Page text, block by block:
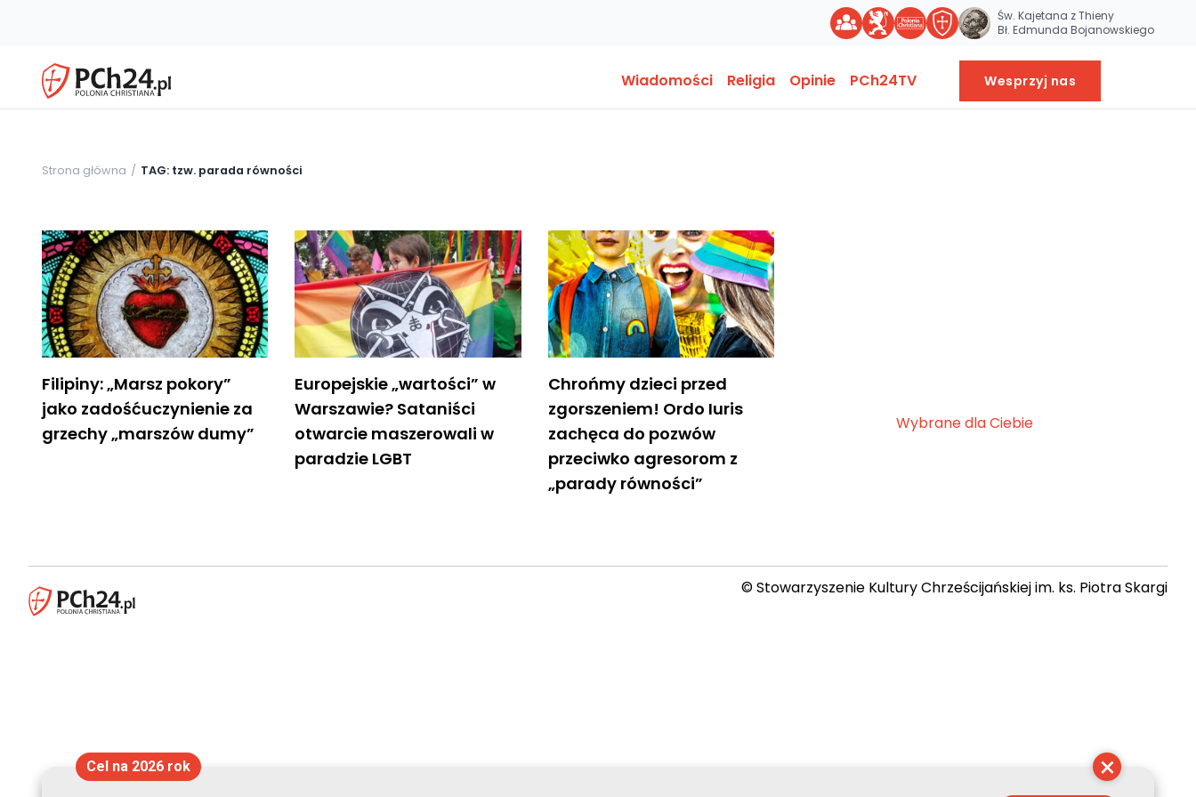
Św. Kajetana z Thieny
Bł. Edmunda Bojanowskiego
Wiadomości Religia Opinie PCh24TV Wesprzyj nas
Strona główna TAG: tzw. parada równości
Filipiny: „Marsz pokory”
jako zadośćuczynienie za
grzechy „marszów dumy”
Europejskie „wartości” w
Warszawie? Sataniści
otwarcie maszerowali w
paradzie LGBT
Chrońmy dzieci przed
zgorszeniem! Ordo Iuris
zachęca do pozwów
przeciwko agresorom z
„parady równości”
Wybrane dla Ciebie
© Stowarzyszenie Kultury Chrześcijańskiej im. ks. Piotra Skargi
×
Cel na 2026 rok